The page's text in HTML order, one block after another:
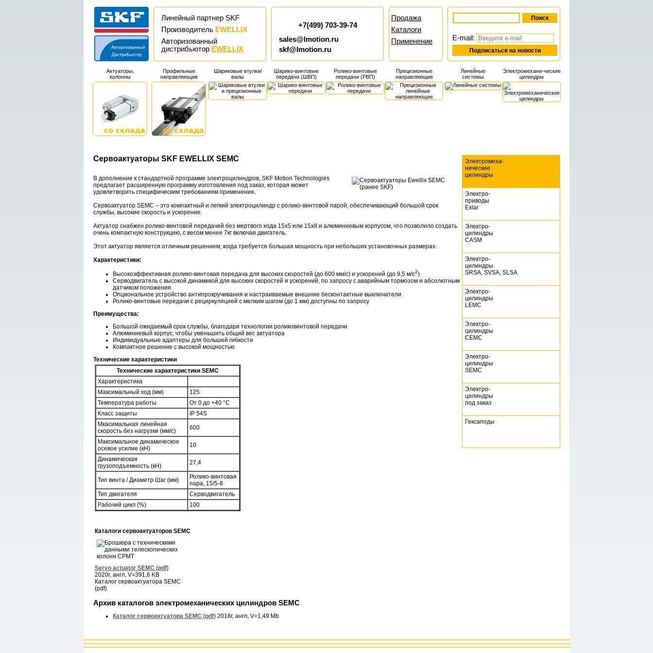
Линейный партнер SKF
Производитель EWELLIX
Авторизованный
дистрибьютор EWELLIX
+7(499) 703-39-74
sales@lmotion.ru
skf@lmotion.ru
Продажа
Каталоги
Применение
E-mail:
Актуаторы,
колонны
Профильные
направляющие
Шариковые втулки/
валы
Шарико-винтовые
передачи (ШВП)
Ролико-винтовые
передачи (РВП)
Прецизионные
направляющие
Линейные
системы
Электромехани-ческие
цилиндры
Сервоактуаторы SKF EWELLIX SEMC
В дополнение к стандартной программе электроцилиндров, SKF Motion Technologies
предлагает расширенную программу изготовления под заказ, которая может
удовлетворить специфическим требованиям применения.
Сервоактуатор SEMC – это компактный и легкий электроцилиндр с ролико-винтовой парой, обеспечивающий большой срок
службы, высокие скорость и ускорение.
Актуатор снабжен ролико-винтовой передачей без мертвого хода 15х5 или 15х8 и алюминиевым корпусом, что позволило создать
очень компактную конструкцию, с весом менее 7кг включая двигатель.
Этот актуатор является отличным решением, когда требуется большая мощность при небольших установочных размерах.
Характеристики:
Высокоэффективная ролико-винтовая передача для высоких скоростей (до 600 мм/с) и ускорений (до 9,5 м/с2)
Серводвигатель с высокой динамикой для высоких скоростей и ускорений, по запросу с аварийным тормозом и абсолютным
датчиком положения
Опциональное устройство антипрокручивания и настраиваемые внешние бесконтактные выключатели
Ролико-винтовые передачи с рециркуляцией с мелким шагом (до 1 мм) доступны по запросу
Преимущества:
Большой ожидаемый срок службы, благодаря технологии роликовинтовой передачи
Алюминиевый корпус, чтобы уменьшить общий вес актуатора
Индивидуальные адаптеры для большей гибкости
Компактное решение с высокой мощностью
Технические характеристики
Технические характеристики SEMC
Характеристика
Максимальный ход (мм)
125
Температура работы
От 0 до +40 °C
Класс защиты
IP 54S
Мкасимальная линейная
скорость без нагрузки (мм/с)
600
Максимальное динамическое
осевое усилие (кН)
10
Динамическая
грузоподъемность (кН)
27,4
Тип винта / Диаметр Шаг (мм)
Ролико-винтовая
пара, 15/5-8
Тип двигателя
Серводвигатель
Рабочий цикл (%)
100
Каталоги сервоактуаторов SEMC
Servo actuator SEMC (pdf)
2020г, англ, V=391,6 KB
Каталог сервоактуатора SEMC
(pdf)
Архив каталогов электромеханических цилиндров SEMC
Каталог сервоактуатора SEMC (pdf) 2018г, англ, V=1,49 Mb
Электромеха-
нические
цилиндры
Электро-
приводы
Exlar
Электро-
цилиндры
CASM
Электро-
цилиндры
SRSA, SVSA, SLSA
Электро-
цилиндры
LEMC
Электро-
цилиндры
CEMC
Электро-
цилиндры
SEMC
Электро-
цилиндры
под заказ
Гексаподы